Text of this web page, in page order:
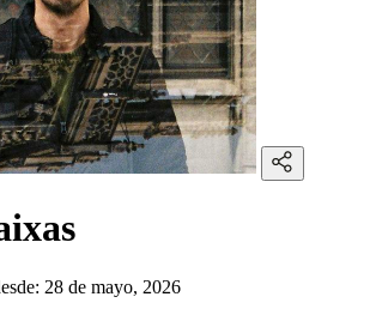
28 de mayo, 2026